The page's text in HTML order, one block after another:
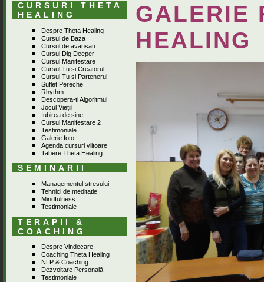
CURSURI THETA
HEALING
Despre Theta Healing
Cursul de Baza
Cursul de avansati
Cursul Dig Deeper
Cursul Manifestare
Cursul Tu si Creatorul
Cursul Tu si Partenerul
Suflet Pereche
Rhythm
Descopera-ti Algoritmul
Jocul Viețiil
Iubirea de sine
Cursul Manifestare 2
Testimoniale
Galerie foto
Agenda cursuri viitoare
Tabere Theta Healing
SEMINARII
Managementul stresului
Tehnici de meditatie
Mindfulness
Testimoniale
TERAPII &
COACHING
Despre Vindecare
Coaching Theta Healing
NLP & Coaching
Dezvoltare Personală
Testimoniale
GALERIE
HEALING